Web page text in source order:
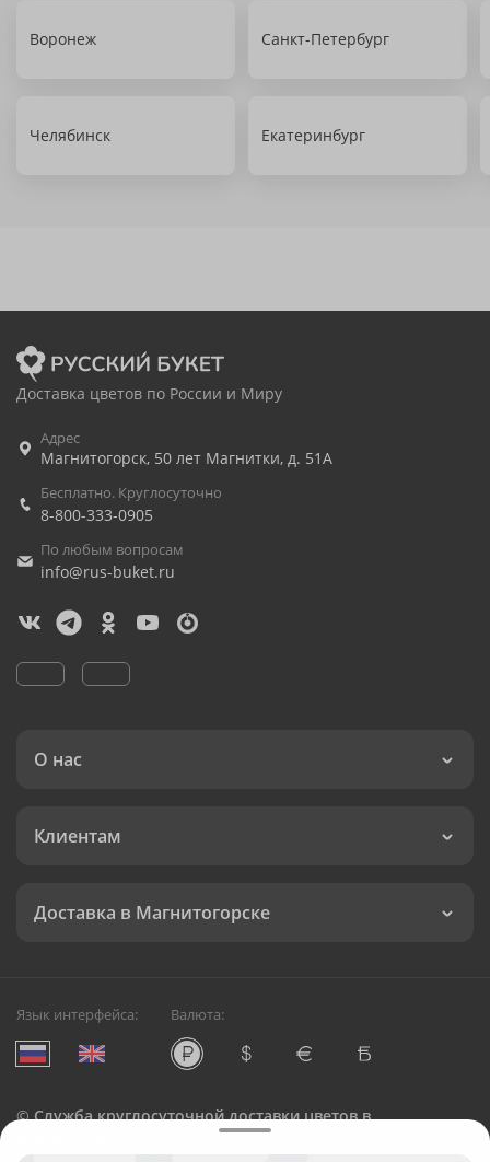
Воронеж Санкт-Петербург
Челябинск Екатеринбург
Доставка цветов по России и Миру
Адрес
Магнитогорск, 50 лет Магнитки, д. 51А
Бесплатно. Круглосуточно
8-800-333-0905
По любым вопросам
info@rus-buket.ru
О нас
Клиентам
Доставка в Магнитогорске
Язык интерфейса: Валюта:
©Служба круглосуточной доставки цветов в